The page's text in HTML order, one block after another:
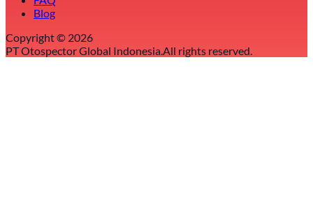
Blog
Copyright © 2026
PT Otospector Global Indonesia.All rights reserved.